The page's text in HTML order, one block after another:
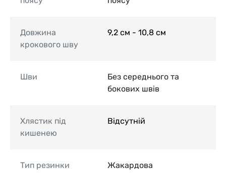
Довжина
крокового шву
9,2 см - 10,8 см
Шви
Без середнього та
бокових швів
Хлястик під
кишенею
Відсутній
Тип резинки Жакардова